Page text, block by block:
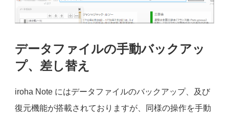
データファイルの手動バックアッ
プ、差し替え
iroha Note にはデータファイルのバックアップ、及び
復元機能が搭載されておりますが、同様の操作を手動